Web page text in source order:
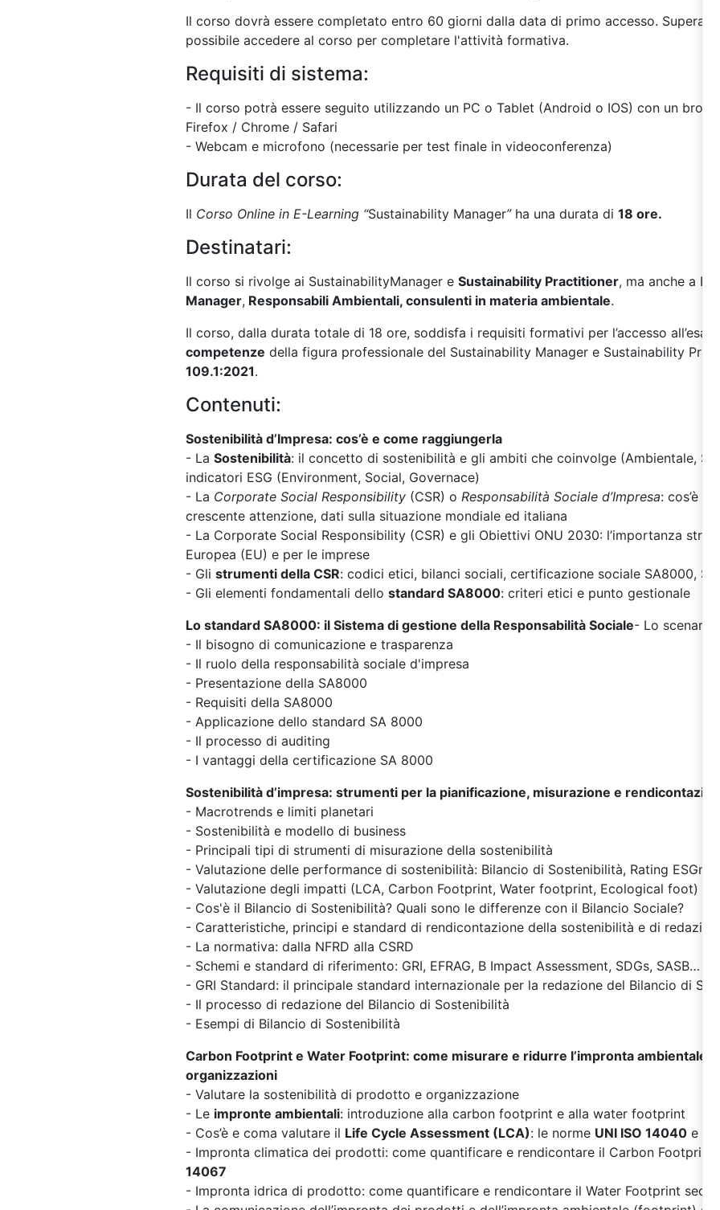
Il corso dovrà essere completato entro 60 giorni dalla data di primo accesso. Superato
possibile accedere al corso per completare l'attività formativa.
Requisiti di sistema:
- Il corso potrà essere seguito utilizzando un PC o Tablet (Android o IOS) con un
Firefox / Chrome / Safari
- Webcam e microfono (necessarie per test finale in videoconferenza)
Durata del corso:
Il Corso Online in E-Learning “Sustainability Manager” ha una durata di 18 ore.
Destinatari:
Il corso si rivolge ai SustainabilityManager e Sustainability Practitioner, ma anche a
Manager, Responsabili Ambientali, consulenti in materia ambientale.
Il corso, dalla durata totale di 18 ore, soddisfa i requisiti formativi per l’accesso
competenze della figura professionale del Sustainability Manager e Sustainability
109.1:2021.
Contenuti:
Sostenibilità d’Impresa: cos’è e come raggiungerla
- La Sostenibilità: il concetto di sostenibilità e gli ambiti che coinvolge (Ambientale,
indicatori ESG (Environment, Social, Governace)
- La Corporate Social Responsibility (CSR) o Responsabilità Sociale d’Impresa: cos’è la
crescente attenzione, dati sulla situazione mondiale ed italiana
- La Corporate Social Responsibility (CSR) e gli Obiettivi ONU 2030: l’importanza
Europea (EU) e per le imprese
- Gli strumenti della CSR: codici etici, bilanci sociali, certificazione sociale SA8000,
- Gli elementi fondamentali dello standard SA8000: criteri etici e punto gestionale
Lo standard SA8000: il Sistema di gestione della Responsabilità Sociale- Lo scenario
- Il bisogno di comunicazione e trasparenza
- Il ruolo della responsabilità sociale d'impresa
- Presentazione della SA8000
- Requisiti della SA8000
- Applicazione dello standard SA 8000
- Il processo di auditing
- I vantaggi della certificazione SA 8000
Sostenibilità d’impresa: strumenti per la pianificazione, misurazione e rendicontazione
- Macrotrends e limiti planetari
- Sostenibilità e modello di business
- Principali tipi di strumenti di misurazione della sostenibilità
- Valutazione delle performance di sostenibilità: Bilancio di Sostenibilità, Rating ESGm
- Valutazione degli impatti (LCA, Carbon Footprint, Water footprint, Ecological foot)
- Cos'è il Bilancio di Sostenibilità? Quali sono le differenze con il Bilancio Sociale?
- Caratteristiche, principi e standard di rendicontazione della sostenibilità e di
- La normativa: dalla NFRD alla CSRD
- Schemi e standard di riferimento: GRI, EFRAG, B Impact Assessment, SDGs, SASB…
- GRI Standard: il principale standard internazionale per la redazione del Bilancio di
- Il processo di redazione del Bilancio di Sostenibilità
- Esempi di Bilancio di Sostenibilità
Carbon Footprint e Water Footprint: come misurare e ridurre l’impronta ambientale
organizzazioni
- Valutare la sostenibilità di prodotto e organizzazione
- Le impronte ambientali: introduzione alla carbon footprint e alla water footprint
- Cos’è e coma valutare il Life Cycle Assessment (LCA): le norme UNI ISO 14040 e
- Impronta climatica dei prodotti: come quantificare e rendicontare il Carbon Footprint
14067
- Impronta idrica di prodotto: come quantificare e rendicontare il Water Footprint